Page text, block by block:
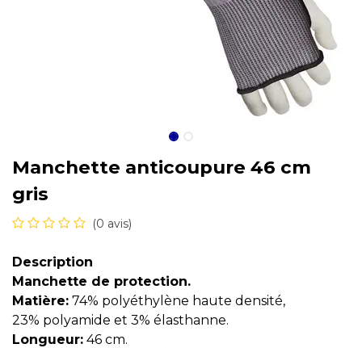
Manchette anticoupure 46 cm
gris
(0 avis)
Description
Manchette de protection.
Matière: 74% polyéthylène haute densité,
23% polyamide et 3% élasthanne.
Longueur: 46 cm.